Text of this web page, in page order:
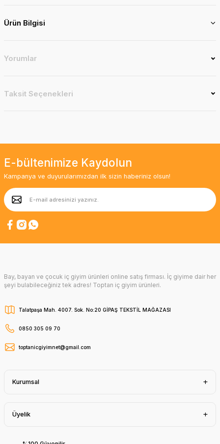
Ürün Bilgisi
Yorumlar
Taksit Seçenekleri
E-bültenimize Kaydolun
Kampanya ve duyurularımızdan ilk sizin haberiniz olsun!
Bay, bayan ve çocuk iç giyim ürünleri online satış firması. İç giyime dair her
şeyi bulabileceğiniz tek adres! Toptan iç giyim ürünleri.
Talatpaşa Mah. 4007. Sok. No:20 GİPAŞ TEKSTİL MAĞAZASI
0850 305 09 70
toptanicgiyimnet@gmail.com
Kurumsal
Üyelik